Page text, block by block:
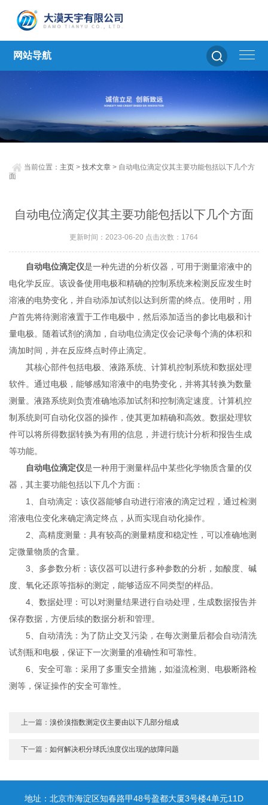
网站导航
当前位置： 主页 >技术文章 > 自动电位滴定仪其主要功能包括以下几个方
面
自动电位滴定仪其主要功能包括以下几个方面
更新时间：2023-06-20 点击次数：1764
自动电位滴定仪是一种先进的分析仪器，可用于测量溶液中的
电化学反应。该设备使用电极和精确的控制系统来检测反应发生时
溶液的电势变化，并自动添加试剂以达到所需的终点。使用时，用
户首先将待测溶液置于工作电极中，然后添加适当的参比电极和计
量电极。随着试剂的滴加，自动电位滴定仪会记录每个滴的体积和
滴加时间，并在反应终点时停止滴定。
其核心部件包括电极、液路系统、计算机控制系统和数据处理
软件。通过电极，能够感知溶液中的电势变化，并将其转换为数量
测量。液路系统则负责准确地添加试剂和控制滴定速度。计算机控
制系统则可自动化仪器的操作，使其更加精确和高效。数据处理软
件可以将所得数据转换为有用的信息，并进行统计分析和报告生成
等功能。
自动电位滴定仪是一种用于测量样品中某些化学物质含量的仪
器，其主要功能包括以下几个方面：
1、自动滴定：该仪器能够自动进行溶液的滴定过程，通过检测
溶液电位变化来确定滴定终点，从而实现自动化操作。
2、高精度测量：具有较高的测量精度和稳定性，可以准确地测
定微量物质的含量。
3、多参数分析：该仪器可以进行多种参数的分析，如酸度、碱
度、氧化还原等指标的测定，能够适应不同类型的样品。
4、数据处理：可以对测量结果进行自动处理，生成数据报告并
保存数据，方便后续的数据分析和管理。
5、自动清洗：为了防止交叉污染，在每次测量后都会自动清洗
试剂瓶和电极，保证下一次测量的准确性和可靠性。
6、安全可靠：采用了多重安全措施，如溢流检测、电极断路检
测等，保证操作的安全可靠性。
上一篇：溴价溴指数测定仪主要由以下几部分组成
下一篇：如何解决积分球氏浊度仪出现的故障问题
地址：北京市海淀区知春路甲48号盈都大厦3号楼4单元11D